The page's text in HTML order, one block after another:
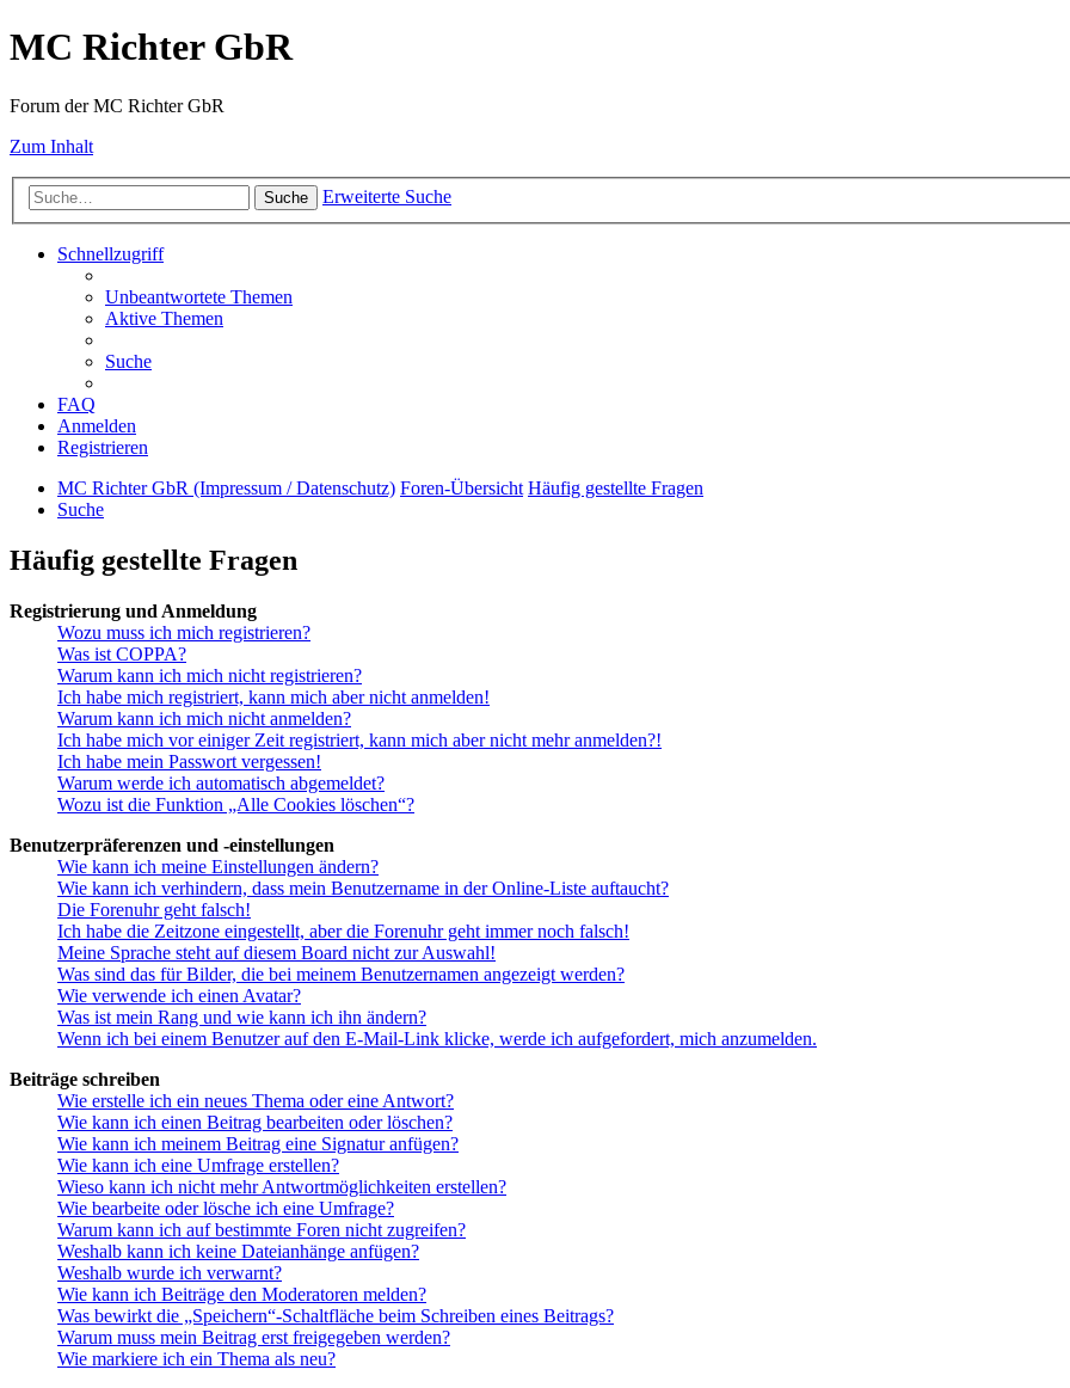
MC Richter GbR
Forum der MC Richter GbR
Zum Inhalt
Suche Erweiterte Suche
Schnellzugriff
Unbeantwortete Themen
Aktive Themen
Suche
FAQ
Anmelden
Registrieren
MC Richter GbR (Impressum / Datenschutz) Foren-Übersicht Häufig gestellte Fragen
Suche
Häufig gestellte Fragen
Registrierung und Anmeldung
Wozu muss ich mich registrieren?
Was ist COPPA?
Warum kann ich mich nicht registrieren?
Ich habe mich registriert, kann mich aber nicht anmelden!
Warum kann ich mich nicht anmelden?
Ich habe mich vor einiger Zeit registriert, kann mich aber nicht mehr anmelden?!
Ich habe mein Passwort vergessen!
Warum werde ich automatisch abgemeldet?
Wozu ist die Funktion „Alle Cookies löschen“?
Benutzerpräferenzen und -einstellungen
Wie kann ich meine Einstellungen ändern?
Wie kann ich verhindern, dass mein Benutzername in der Online-Liste auftaucht?
Die Forenuhr geht falsch!
Ich habe die Zeitzone eingestellt, aber die Forenuhr geht immer noch falsch!
Meine Sprache steht auf diesem Board nicht zur Auswahl!
Was sind das für Bilder, die bei meinem Benutzernamen angezeigt werden?
Wie verwende ich einen Avatar?
Was ist mein Rang und wie kann ich ihn ändern?
Wenn ich bei einem Benutzer auf den E-Mail-Link klicke, werde ich aufgefordert, mich anzumelden.
Beiträge schreiben
Wie erstelle ich ein neues Thema oder eine Antwort?
Wie kann ich einen Beitrag bearbeiten oder löschen?
Wie kann ich meinem Beitrag eine Signatur anfügen?
Wie kann ich eine Umfrage erstellen?
Wieso kann ich nicht mehr Antwortmöglichkeiten erstellen?
Wie bearbeite oder lösche ich eine Umfrage?
Warum kann ich auf bestimmte Foren nicht zugreifen?
Weshalb kann ich keine Dateianhänge anfügen?
Weshalb wurde ich verwarnt?
Wie kann ich Beiträge den Moderatoren melden?
Was bewirkt die „Speichern“-Schaltfläche beim Schreiben eines Beitrags?
Warum muss mein Beitrag erst freigegeben werden?
Wie markiere ich ein Thema als neu?